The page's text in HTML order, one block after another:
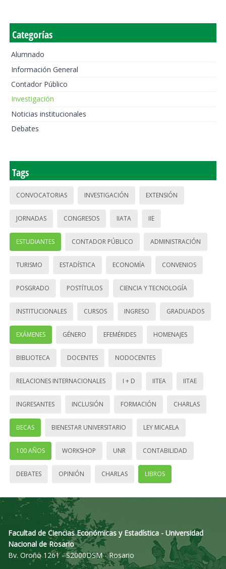
Categorías
Alumnado
Información General
Contador Público
Investigación
Noticias institucionales
Debates
Tags
CONVOCATORIAS INVESTIGACIÓN EXTENSIÓN
JORNADAS CONGRESOS IIATA IIE
ESTUDIANTES CONTADOR PÚBLICO ADMINISTRACIÓN
TURISMO ESTADÍSTICA ECONOMÍA CONVENIOS
POSGRADO POSTÍTULOS CIENCIA Y TECNOLOGÍA
INSTITUCIONALES CURSOS INGRESO GRADUADOS
EXÁMENES GÉNERO EFEMÉRIDES HOMENAJES
BIBLIOTECA DOCENTES NODOCENTES
RELACIONES INTERNACIONALES I + D IITEA IITAE
INGRESANTES INCLUSIÓN FORMACIÓN CHARLAS
BECAS BIENESTAR UNIVERSITARIO LEY MICAELA
100 AÑOS WORKSHOP UNR CONTABILIDAD
DEBATES OPINIÓN CHARLAS LIBROS
Facultad de Ciencias Económicas y Estadística - Universidad
Nacional de Rosario
Bv. Oroño 1261 - S2000DSM - Rosario